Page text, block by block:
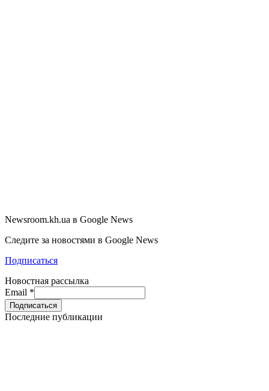
Newsroom.kh.ua в Google News
Следите за новостями в Google News
Подписаться
Новостная рассылка
Email *
Последние публикации